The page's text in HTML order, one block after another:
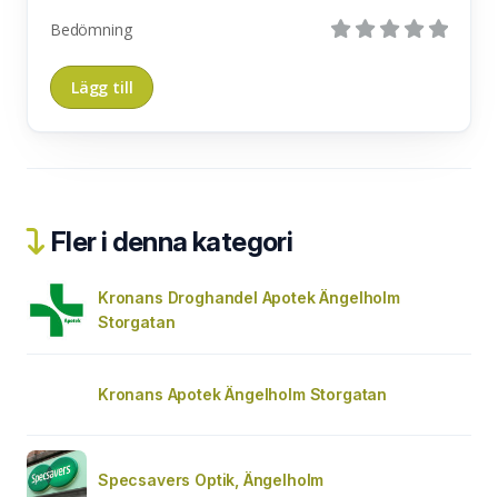
Bedömning
Fler i denna kategori
Kronans Droghandel Apotek Ängelholm
Storgatan
Kronans Apotek Ängelholm Storgatan
Specsavers Optik, Ängelholm